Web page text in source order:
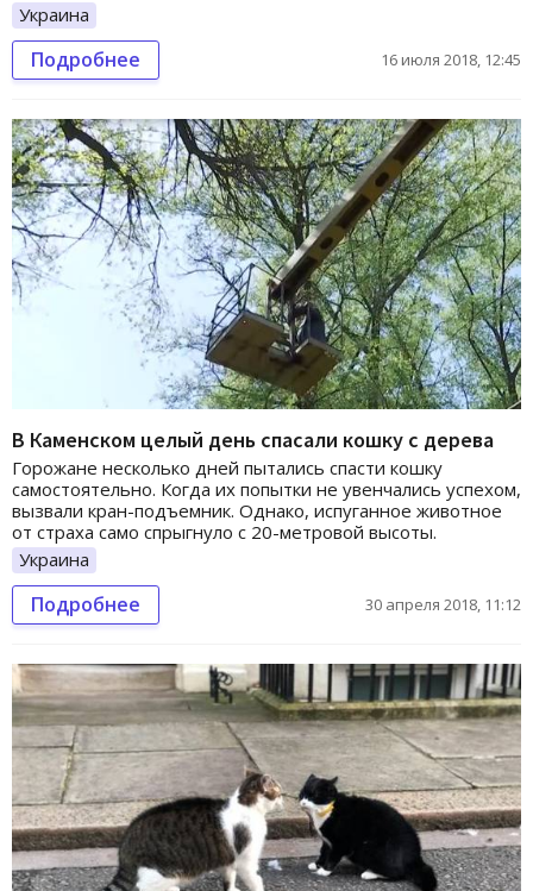
Украина
Подробнее 16 июля 2018, 12:45
В Каменском целый день спасали кошку с дерева
Горожане несколько дней пытались спасти кошку
самостоятельно. Когда их попытки не увенчались успехом,
вызвали кран-подъемник. Однако, испуганное животное
от страха само спрыгнуло с 20-метровой высоты.
Украина
Подробнее 30 апреля 2018, 11:12